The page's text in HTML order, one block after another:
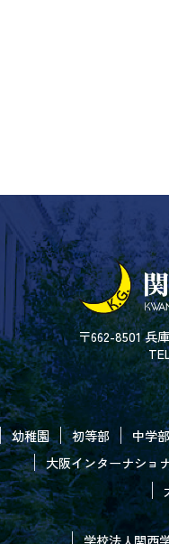
〒662-8501 兵
幼稚園 初等部 中学部
大阪インターナショ
学校法人関西